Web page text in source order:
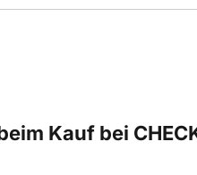
Kauf bei